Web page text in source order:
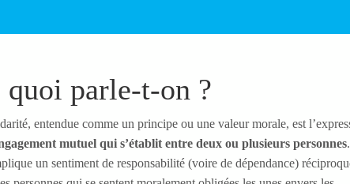
quoi parle-t-on ?
entendue comme un principe ou une valeur morale, est
mutuel qui s’établit entre deux ou plusieurs personnes.
un sentiment de responsabilité (voire de dépendance)